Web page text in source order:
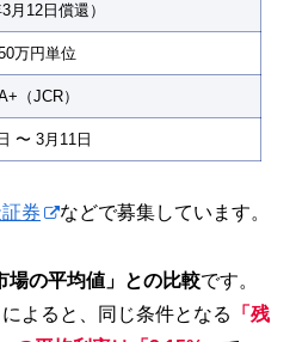
3月12日償還）
万円単位
（JCR）
〜 3月11日
券 などで募集しています。
場の平均値」との比較です。
よると、同じ条件となる
「残